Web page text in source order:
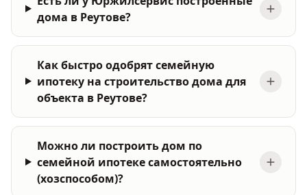
дома в Реутове?
Как быстро одобрят семейную
ипотеку на строительство дома для
объекта в Реутове?
Можно ли построить дом по
семейной ипотеке самостоятельно
(хозспособом)?